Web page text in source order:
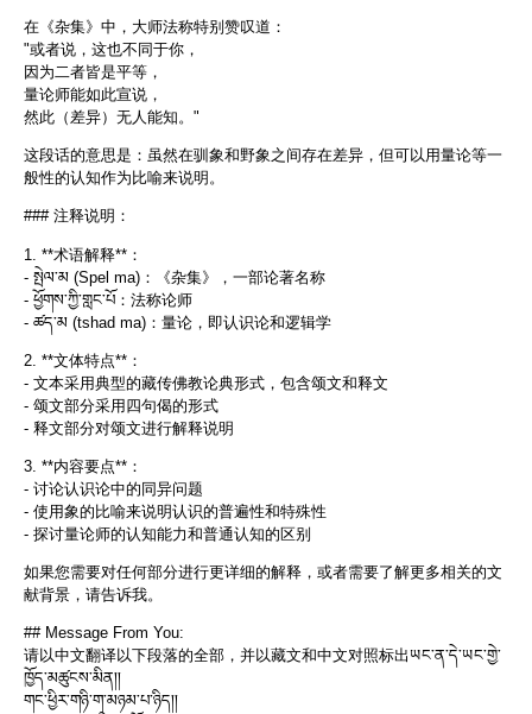
在《杂集》中，大师法称特别赞叹道：
"或者说，这也不同于你，
因为二者皆是平等，
量论师能如此宣说，
然此（差异）无人能知。"
这段话的意思是：虽然在驯象和野象之间存在差异，但可以用量论等一
般性的认知作为比喻来说明。
### 注释说明：
1. **术语解释**：
- སྤེལ་མ (Spel ma)：《杂集》，一部论著名称
- ཕྱོགས་ཀྱི་གླང་པོ：法称论师
- ཚད་མ (tshad ma)：量论，即认识论和逻辑学
2. **文体特点**：
- 文本采用典型的藏传佛教论典形式，包含颂文和释文
- 颂文部分采用四句偈的形式
- 释文部分对颂文进行解释说明
3. **内容要点**：
- 讨论认识论中的同异问题
- 使用象的比喻来说明认识的普遍性和特殊性
- 探讨量论师的认知能力和普通认知的区别
如果您需要对任何部分进行更详细的解释，或者需要了解更多相关的文
献背景，请告诉我。
## Message From You:
请以中文翻译以下段落的全部，并以藏文和中文对照标出ཡང་ན་དེ་ཡང་གྱེ་
ཁྱོད་མཚུངས་མིན།།
གང་ཕྱིར་གཉི་ག་མཉམ་པ་ཉིད།།